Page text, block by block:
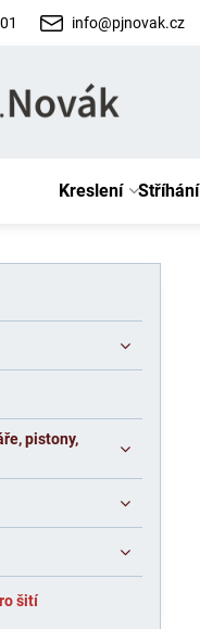
info@pjnovak.cz
Kreslení Stříhání
pistony,
šití